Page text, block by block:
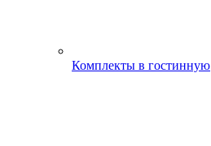
Комплекты в гостинную